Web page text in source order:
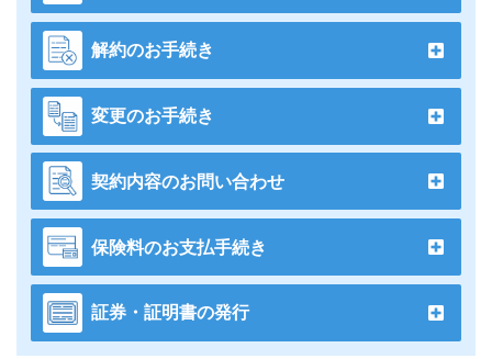
解約のお手続き
変更のお手続き
契約内容のお問い合わせ
保険料のお支払手続き
証券・証明書の発行